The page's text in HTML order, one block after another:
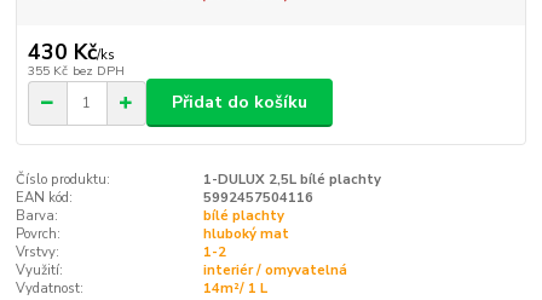
430 Kč/ks
355 Kč bez DPH
Přidat do košíku
Číslo produktu:
1-DULUX 2,5L bílé plachty
EAN kód:
5992457504116
Barva:
bílé plachty
Povrch:
hluboký mat
Vrstvy:
1-2
Využití:
interiér / omyvatelná
Vydatnost:
14m²/ 1 L